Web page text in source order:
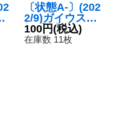
〔状態A-〕(202
2/9)ガイウスの
槍【M】{CB23-
035}《紫》
100円(税込)
在庫数 11枚